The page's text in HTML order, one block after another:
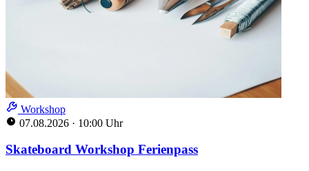
Workshop
07.08.2026 · 10:00 Uhr
Skateboard Workshop Ferienpass